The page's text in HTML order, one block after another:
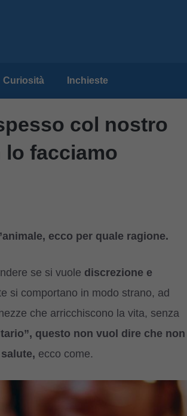
Curiosità Inchieste
col nostro
lo facciamo
ecco per quale ragione.
se si vuole discrezione e
si comportano in modo strano, ad
che arricchiscono la vita, senza
questo non vuol dire che non
ecco come.